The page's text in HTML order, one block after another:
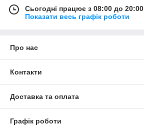
Сьогодні працює з 08:00 до 20:00
Показати весь графік роботи
Про нас
Контакти
Доставка та оплата
Графік роботи